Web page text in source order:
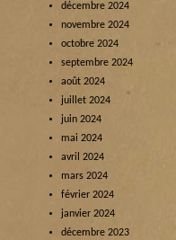
décembre 2024
novembre 2024
octobre 2024
septembre 2024
août 2024
juillet 2024
juin 2024
mai 2024
avril 2024
mars 2024
février 2024
janvier 2024
décembre 2023